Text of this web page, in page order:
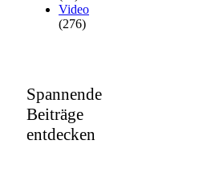
Video
(276)
Spannende
Beiträge
entdecken